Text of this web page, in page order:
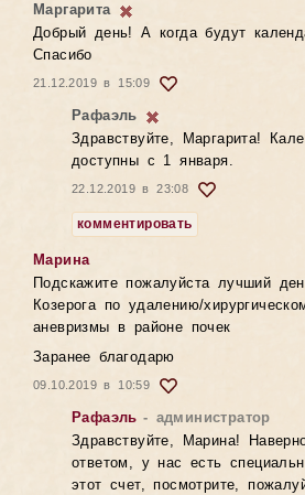
Маргарита
Добрый день! А когда будут
Спасибо
21.12.2019 в 15:09
Рафаэль
Здравствуйте, Маргарита!
доступны с 1 января.
22.12.2019 в 23:08
комментировать
Марина
Подскажите пожалуйста лучший
Козерога по удалению/
аневризмы в районе почек
Заранее благодарю
09.10.2019 в 10:59
Рафаэль - администратор
Здравствуйте, Марина!
ответом, у нас есть
этот счет, посмотрите,